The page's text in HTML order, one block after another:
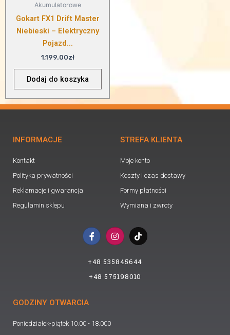
Akumulatorowe
Gokart FX1 Drift Master
Niebieski – Elektryczny
Pojazd...
1,199.00zł
Dodaj do koszyka
INFORMACJE
Kontakt
Polityka prywatności
Reklamacje i gwarancja
Regulamin sklepu
STREFA KLIENTA
Moje konto
Koszty i czas dostawy
Formy płatności
Wymiana i zwroty
F
a
c
b
o
o
I
n
s
a
g
r
T
i
k
o
k
+48 535845644
+48 575198010
GODZINY OTWARCIA
Poniedziałek-piątek 10.00 - 18.000